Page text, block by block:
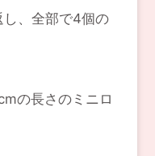
、全部で4個の
の長さのミニロ